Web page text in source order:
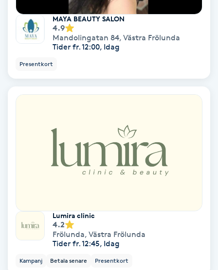
Barber
Barnklippning
BIAB
Bröllopsuppsättning
Celluliter
MAYA BEAUTY SALON
4.9
Mandolingatan 84, Västra Frölunda
Tider fr. 12:00, Idag
Presentkort
Lumira clinic
4.2
Frölunda, Västra Frölunda
Tider fr. 12:45, Idag
Kampanj Betala senare Presentkort